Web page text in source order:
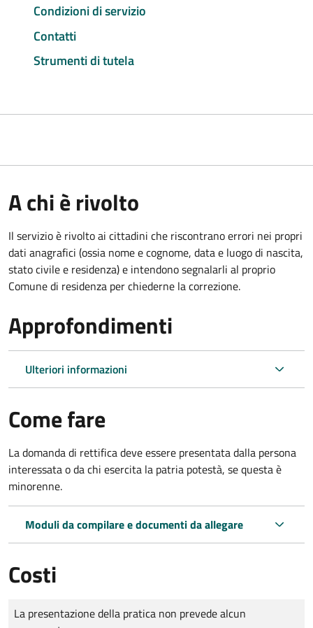
Condizioni di servizio
Contatti
Strumenti di tutela
A chi è rivolto
Il servizio è rivolto ai cittadini che riscontrano errori nei propri
dati anagrafici (ossia nome e cognome, data e luogo di nascita,
stato civile e residenza) e intendono segnalarli al proprio
Comune di residenza per chiederne la correzione.
Approfondimenti
Ulteriori informazioni
Come fare
La domanda di rettifica deve essere presentata dalla persona
interessata oda chi esercita la patria potestà, se questa è
minorenne.
Moduli da compilare e documenti da allegare
Costi
Tipo di pagamento
Importo
La presentazione della pratica non prevede alcun